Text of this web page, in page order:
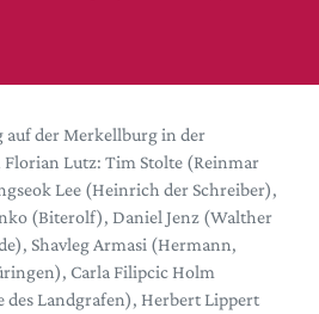
auf der Merkellburg in der
Lutz: Tim Stolte (Reinmar
Lee (Heinrich der Schreiber),
(Biterolf), Daniel Jenz (Walther
Shavleg Armasi (Hermann,
Carla Filipcic Holm
des Landgrafen), Herbert Lippert